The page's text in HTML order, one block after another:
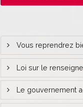
Vous reprendrez
Loi sur le
Le gouvernement